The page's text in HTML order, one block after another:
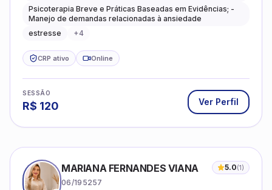
Psicoterapia Breve e Práticas Baseadas em Evidências; -
Manejo de demandas relacionadas à ansiedade
estresse
+4
CRP ativo Online
SESSÃO
R$ 120 Ver Perfil
MARIANA FERNANDES VIANA 5.0(1)
06/195257